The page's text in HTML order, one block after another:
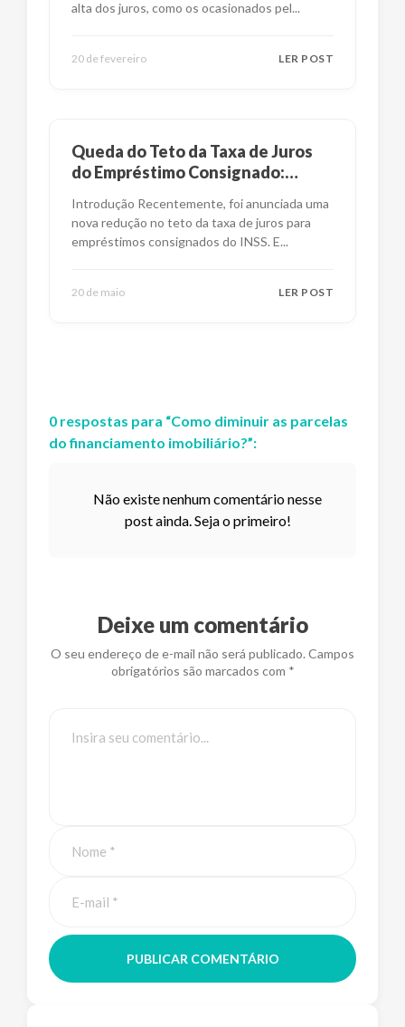
alta dos juros, como os ocasionados pel...
20 de fevereiro LER POST
Queda do Teto da Taxa de Juros
do Empréstimo Consignado:
Introdução Recentemente, foi anunciada uma
nova redução no teto da taxa de juros para
empréstimos consignados do INSS. E...
20 de maio LER POST
0 respostas para “Como diminuir as parcelas
do financiamento imobiliário?”:
Não existe nenhum comentário nesse
post ainda. Seja o primeiro!
Deixe um comentário
O seu endereço de e-mail não será publicado. Campos
obrigatórios são marcados com *
PUBLICAR COMENTÁRIO